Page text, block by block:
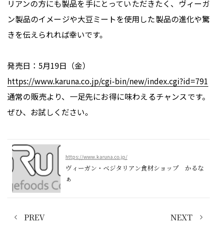
リアンの方にも製品を手にとっていただきたく、ヴィーガ
ン製品のイメージや大豆ミートを使用した製品の進化や驚
きを伝えられれば幸いです。
発売日：5月19日（金）
https://www.karuna.co.jp/cgi-bin/new/index.cgi?id=791
通常の販売より、一足先にお得に味わえるチャンスです。
ぜひ、お試しください。
https://www.karuna.co.jp/
ヴィーガン・ベジタリアン食材ショップ かるな
ぁ
PREV NEXT